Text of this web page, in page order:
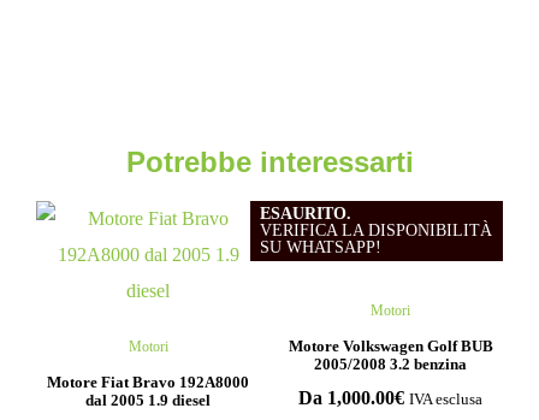
Potrebbe interessarti
Motori
Motore Fiat Bravo 192A8000
dal 2005 1.9 diesel
Motori
ESAURITO.
VERIFICA LA DISPONIBILITÀ
SU WHATSAPP!
Motore Volkswagen Golf BUB
2005/2008 3.2 benzina
Da 1,000.00€ IVA esclusa